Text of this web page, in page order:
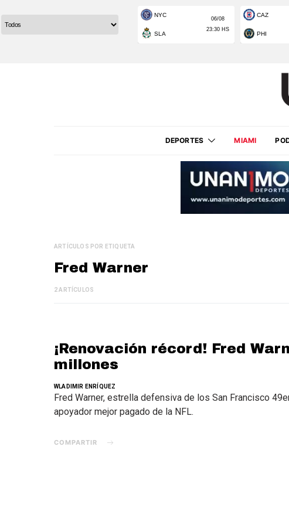
DEPORTES MIAMI
ARTÍCULOS POR ETIQUETA
Fred Warner
2 ARTÍCULOS
¡Renovación récord! Fred
millones
WLADIMIR ENRÍQUEZ
Fred Warner, estrella defensiva de los San Francisco
apoyador mejor pagado de la NFL.
COMPARTIR